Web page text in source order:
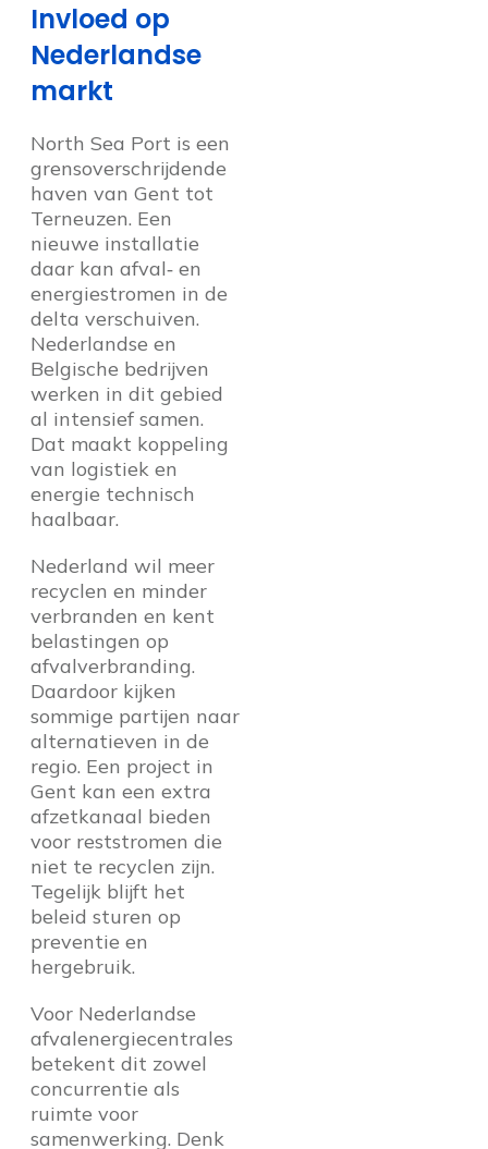
Invloed op
Nederlandse
markt
North Sea Port is een
grensoverschrijdende
haven van Gent tot
Terneuzen. Een
nieuwe installatie
daar kan afval‑ en
energiestromen in de
delta verschuiven.
Nederlandse en
Belgische bedrijven
werken in dit gebied
al intensief samen.
Dat maakt koppeling
van logistiek en
energie technisch
haalbaar.
Nederland wil meer
recyclen en minder
verbranden en kent
belastingen op
afvalverbranding.
Daardoor kijken
sommige partijen naar
alternatieven in de
regio. Een project in
Gent kan een extra
afzetkanaal bieden
voor reststromen die
niet te recyclen zijn.
Tegelijk blijft het
beleid sturen op
preventie en
hergebruik.
Voor Nederlandse
afvalenergiecentrales
betekent dit zowel
concurrentie als
ruimte voor
samenwerking. Denk